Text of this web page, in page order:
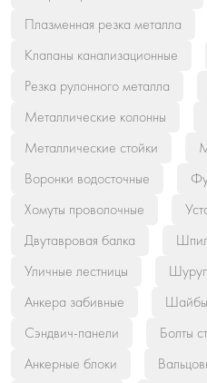
Плазменная резка металла
Клапаны канализационные
Резка рулонного металла
Металлические колонны
Металлические стойки
Воронки водосточные
Хомуты проволочные
Двутавровая балка
Уличные лестницы
Анкера забивные
Шайбы
Сэндвич-панели
Болты
Анкерные блоки